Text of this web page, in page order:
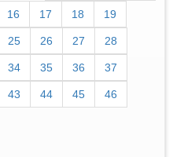
16 17 18 19
25 26 27 28
34 35 36 37
43 44 45 46